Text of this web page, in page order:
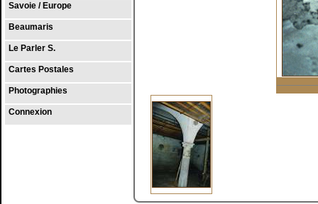
Savoie / Europe
Beaumaris
Le Parler S.
Cartes Postales
Photographies
Connexion